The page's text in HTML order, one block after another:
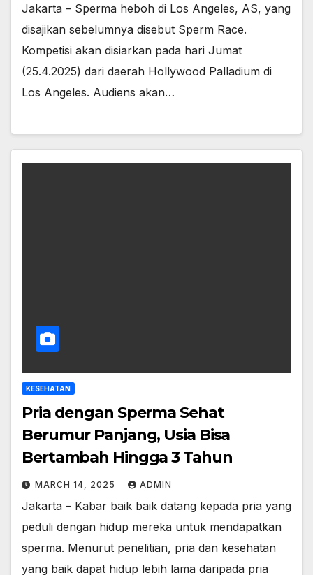
Jakarta – Sperma heboh di Los Angeles, AS, yang
disajikan sebelumnya disebut Sperm Race.
Kompetisi akan disiarkan pada hari Jumat
(25.4.2025) dari daerah Hollywood Palladium di
Los Angeles. Audiens akan…
KESEHATAN
Pria dengan Sperma Sehat
Berumur Panjang, Usia Bisa
Bertambah Hingga 3 Tahun
MARCH 14, 2025 ADMIN
Jakarta – Kabar baik baik datang kepada pria yang
peduli dengan hidup mereka untuk mendapatkan
sperma. Menurut penelitian, pria dan kesehatan
yang baik dapat hidup lebih lama daripada pria